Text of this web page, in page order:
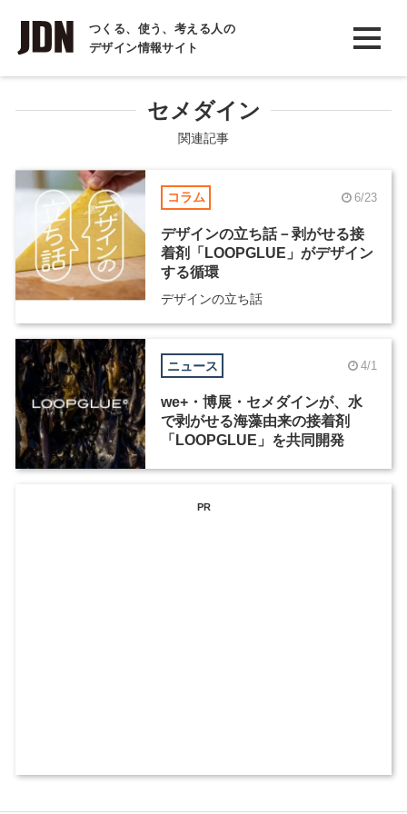
つくる、使う、考える人の
デザイン情報サイト
INTERVIEW
インタビュー
COLUMN
コラム
セメダイン
関連記事
コラム 6/23
デザインの立ち話－剥がせる接
着剤「LOOPGLUE」がデザイン
する循環
デザインの立ち話
ニュース 4/1
we+・博展・セメダインが、⽔
で剥がせる海藻由来の接着剤
「LOOPGLUE」を共同開発
PR